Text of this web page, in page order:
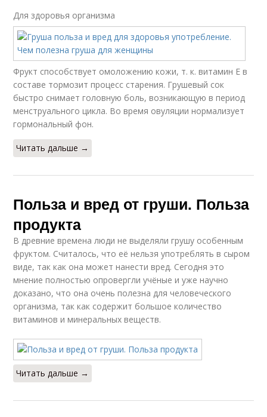
Груша для организма
Для здоровья организма
Фрукт способствует омоложению кожи, т. к. витамин Е в
составе тормозит процесс старения. Грушевый сок
быстро снимает головную боль, возникающую в период
менструального цикла. Во время овуляции нормализует
гормональный фон.
Читать дальше →
Польза и вред от груши. Польза
продукта
В древние времена люди не выделяли грушу особенным
фруктом. Считалось, что её нельзя употреблять в сыром
виде, так как она может нанести вред. Сегодня это
мнение полностью опровергли учёные и уже научно
доказано, что она очень полезна для человеческого
организма, так как содержит большое количество
витаминов и минеральных веществ.
Читать дальше →